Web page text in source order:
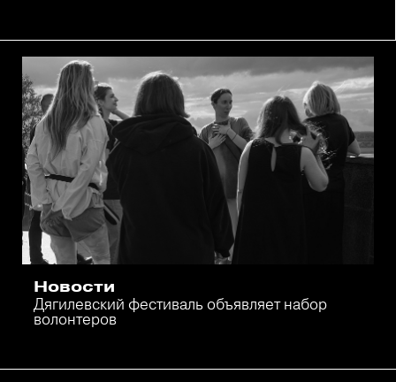
Новости
Дягилевский фестиваль объявляет набор
волонтеров